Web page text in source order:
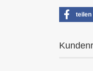
teilen